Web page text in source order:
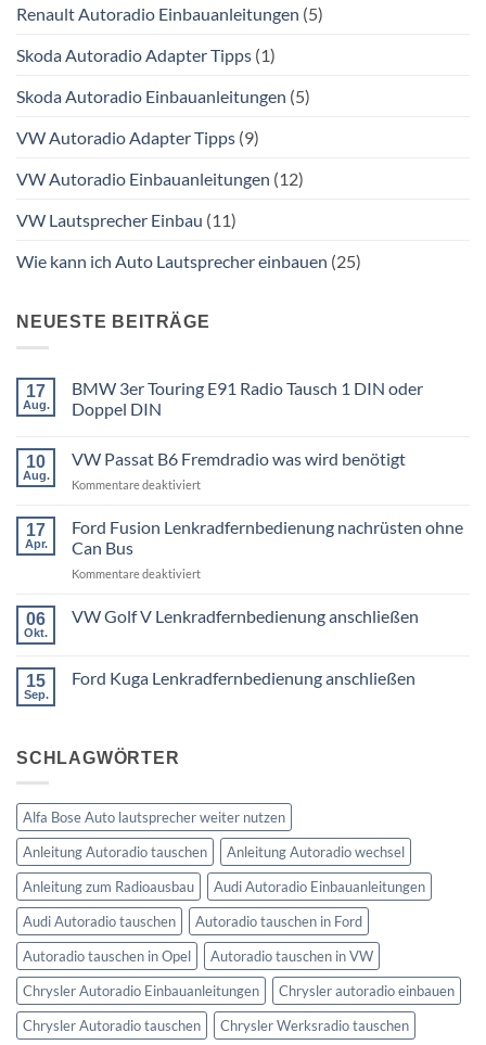
Renault Autoradio Einbauanleitungen (5)
Skoda Autoradio Adapter Tipps (1)
Skoda Autoradio Einbauanleitungen (5)
VW Autoradio Adapter Tipps (9)
VW Autoradio Einbauanleitungen (12)
VW Lautsprecher Einbau (11)
Wie kann ich Auto Lautsprecher einbauen (25)
NEUESTE BEITRÄGE
17
Aug.
BMW 3er Touring E91 Radio Tausch 1 DIN oder
Doppel DIN
zu
3er
Radio
Tausch
1
DIN
DIN
10
Aug.
VW Passat B6 Fremdradio was wird benötigt
Kommentare deaktiviertfür
Passat
B6
was
benötigt
17
Apr.
Ford Fusion Lenkradfernbedienung nachrüsten ohne
Can Bus
Kommentare deaktiviertfür
Fusion
Lenkradfernbedienung
Can
06
Okt.
VW Golf V Lenkradfernbedienung anschließen
VW
15
Sep.
Ford Kuga Lenkradfernbedienung anschließen
Kuga
SCHLAGWÖRTER
Alfa Bose Auto lautsprecher weiter nutzen
Anleitung Autoradio tauschen
Anleitung Autoradio wechsel
Anleitung zum Radioausbau
Audi Autoradio Einbauanleitungen
Audi Autoradio tauschen
Autoradio tauschen in Ford
Autoradio tauschen in Opel
Autoradio tauschen in VW
Chrysler Autoradio Einbauanleitungen
Chrysler autoradio einbauen
Chrysler Autoradio tauschen
Chrysler Werksradio tauschen